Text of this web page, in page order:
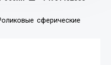
сферические